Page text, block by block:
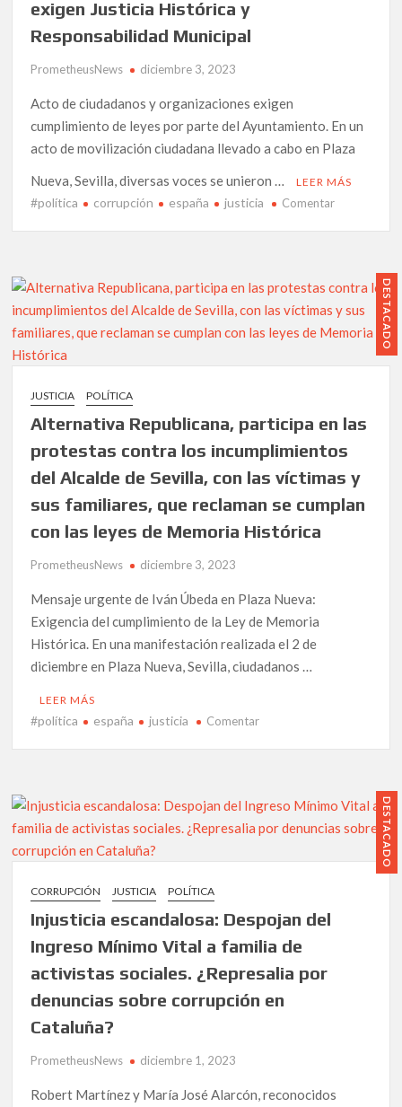
crítica
de
Alianza
Contra
exigen Justicia Histórica y
Responsabilidad Municipal
PrometheusNews diciembre 3, 2023
Acto de ciudadanos y organizaciones exigen
cumplimiento de leyes por parte del Ayuntamiento. En un
acto de movilización ciudadana llevado a cabo en Plaza
Nueva, Sevilla, diversas voces se unieron …
LEER MÁS
#política corrupción españa justicia Comentaren
República:
Ciudadanos
exigen
Justicia
Histórica
Municipal
DESTACADO
JUSTICIA POLÍTICA
Alternativa Republicana, participa en las
protestas contra los incumplimientos
del Alcalde de Sevilla, con las víctimas y
sus familiares, que reclaman se cumplan
con las leyes de Memoria Histórica
PrometheusNews diciembre 3, 2023
Mensaje urgente de Iván Úbeda en Plaza Nueva:
Exigencia del cumplimiento de la Ley de Memoria
Histórica. En una manifestación realizada el 2 de
diciembre en Plaza Nueva, Sevilla, ciudadanos …
LEER MÁS
#política españa justicia Comentaren
protestas
del
Alcalde
de
Sevilla,
con
familiares,
DESTACADO
CORRUPCIÓN JUSTICIA POLÍTICA
Injusticia escandalosa: Despojan del
Ingreso Mínimo Vital a familia de
activistas sociales. ¿Represalia por
denuncias sobre corrupción en
Cataluña?
PrometheusNews diciembre 1, 2023
Robert Martínez y María José Alarcón, reconocidos